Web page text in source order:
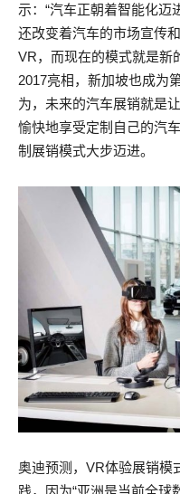
示：“汽车正朝着智能化迈
还改变着汽车的市场宣传
VR，而现在的模式就是新
2017亮相，新加坡也成为
为，未来的汽车展销就是
愉快地享受定制自己的汽
制展销模式大步迈进。
奥迪预测，VR体验展销模
践，因为“亚洲是当前全球